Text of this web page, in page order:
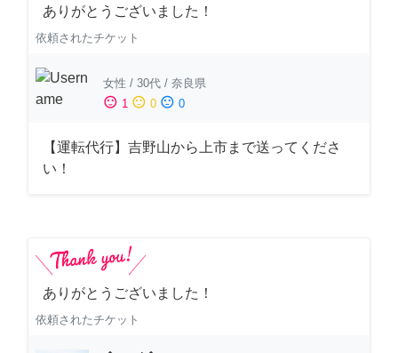
ありがとうございました！
依頼されたチケット
女性 / 30代 / 奈良県
sentiment_satisfied 1 sentiment_neutral 0 sentiment_dissatisfied 0
【運転代行】吉野山から上市まで送ってくださ
い！
ありがとうございました！
依頼されたチケット